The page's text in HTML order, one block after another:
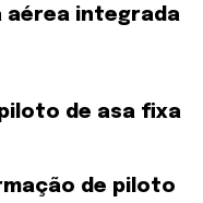
aérea integrada
piloto de asa fixa
de piloto